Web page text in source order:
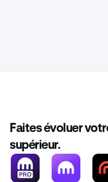
Faites évoluer
supérieur.